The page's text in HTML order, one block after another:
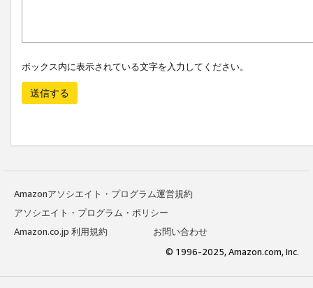
ボックス内に表示されている文字を入力してください。
送信する
Amazonアソシエイト・プログラム運営規約
アソシエイト・プログラム・ポリシー
Amazon.co.jp 利用規約
お問い合わせ
© 1996-2025, Amazon.com, Inc.